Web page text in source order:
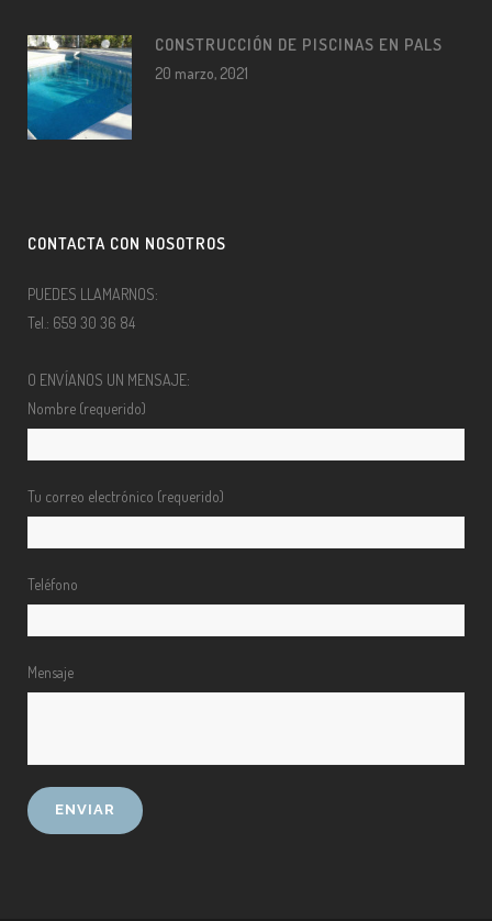
CONSTRUCCIÓN DE PISCINAS EN PALS
20 marzo, 2021
CONTACTA CON NOSOTROS
PUEDES LLAMARNOS:
Tel.: 659 30 36 84
O ENVÍANOS UN MENSAJE:
Nombre (requerido)
Tu correo electrónico (requerido)
Teléfono
Mensaje